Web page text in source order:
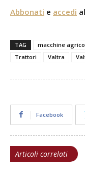
Abbonati e accedi
TAG macchine
Trattori
Valtra
Facebook
Articoli correlati